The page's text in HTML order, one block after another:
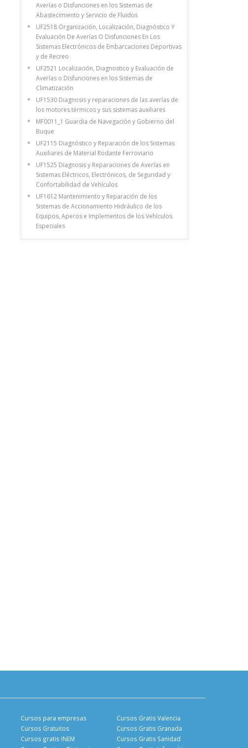
Averías o Disfunciones en los Sistemas de
Abastecimiento y Servicio de Fluidos
UF2518 Organización, Localización, Diagnóstico Y
Evaluación De Averías O Disfunciones En Los
Sistemas Electrónicos de Embarcaciones Deportivas
y de Recreo
UF2521 Localización, Diagnostico y Evaluación de
Averías o Disfunciones en los Sistemas de
Climatización
UF1530 Diagnosis y reparaciones de las averías de
los motores térmicos y sus sistemas auxiliares
MF0011_1 Guardia de Navegación y Gobierno del
Buque
UF2115 Diagnóstico y Reparación de los Sistemas
Auxiliares de Material Rodante Ferroviario
UF1525 Diagnosis y Reparaciones de Averías en
Sistemas Eléctricos, Electrónicos, de Seguridad y
Confortabilidad de Vehículos
UF1612 Mantenimiento y Reparación de los
Sistemas de Accionamiento Hidráulico de los
Equipos, Aperos e Implementos de los Vehículos
Especiales
Cursos para empresas
Cursos Gratuitos
Cursos gratis INEM
Cursos Gratis Valencia
Cursos Gratis Granada
Cursos Gratis Sanidad